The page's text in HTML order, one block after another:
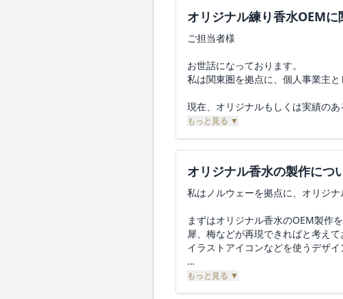
以下に希望する仕様と条件を記載
すと幸いです。
【製品概要および希望条件】
1. 製品カテゴリ
練り香水（バーム状フレグランス）
2. 製造ロット数
初回 100個
開発コストと期間を抑えるため、
を希望しております。
・オスモフェロン
・アンドロステノール
・アンドロスタジエノン
※上記成分のうち、貴社で既に取扱
オリジナル練り香水OEMに
ご担当者様
お世話になっております。
私は関東圏を拠点に、個人事業主
現在、オリジナルもしくは実績の
容器・パッケージについてもご相
商品区分： 練り香水（化粧品）
ターゲット： 28〜40代男性（公私
想定販売チャネル： Amazon・楽天
ブランドコンセプト： 静かに湧き
容器： アルミ缶 / 樹脂（既製型希
カラー： 全体が深い黒、文字・ラ
外箱： あり（簡易）
内容量： 15g または 12g
初回ロット： 100〜300個 / SKU
もっと見る ▼
オリジナル香水の製作につ
私はノルウェーを拠点に、オリジ
まずはオリジナル香水のOEM製作
犀、梅などが再現できればと考え
イラストアイコンなどを使うデザ
香料の選定やボトル・パッケージ
もっと見る ▼